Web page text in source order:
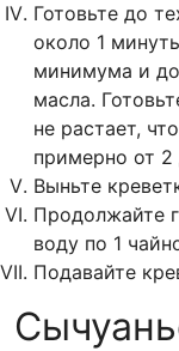
Готовьте до
около 1
минимума и
масла.
не растает,
примерно от
Выньте
Продолжайте
воду по 1
Подавайте